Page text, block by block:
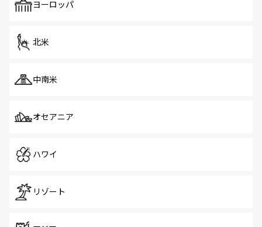
で、ホーカーズは地元の風情を楽しめる外せないスポット
ヨーロッパ
北米
中南米
オセアニア
ハワイ
リゾート